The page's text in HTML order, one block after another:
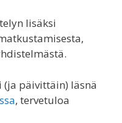
lisäksi
(ja päivittäin) läsnä
, tervetuloa